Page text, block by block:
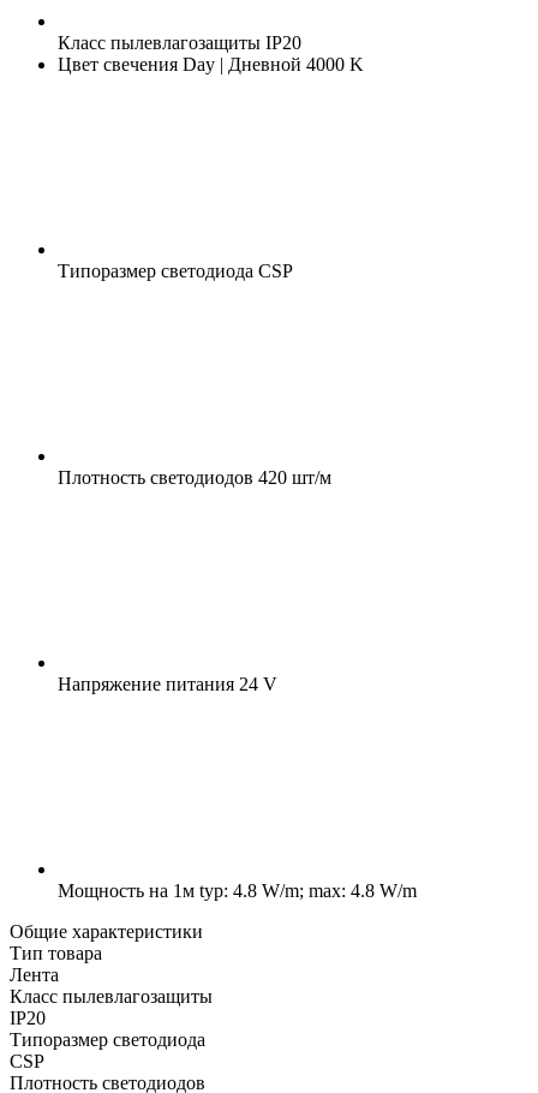
Класс пылевлагозащиты IP20
Цвет свечения Day | Дневной 4000 K
Типоразмер светодиода CSP
Плотность светодиодов 420 шт/м
Напряжение питания 24 V
Мощность на 1м typ: 4.8 W/m; max: 4.8 W/m
Общие характеристики
Тип товара
Лента
Класс пылевлагозащиты
IP20
Типоразмер светодиода
CSP
Плотность светодиодов